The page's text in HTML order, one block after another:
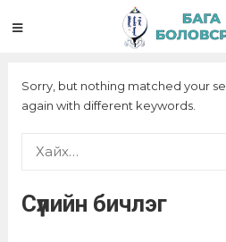
Sorry, but nothing matched your
again with different keywords.
Сүүлийн бичлэг